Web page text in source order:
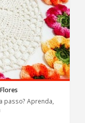
passo? Aprenda,